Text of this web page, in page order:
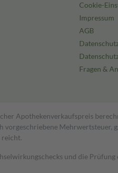
Cookie-
Impressum
AGB
Fragen &
Apothekenverkaufspreis
Mehrwertsteuer,
reicht.
und die Prüfung